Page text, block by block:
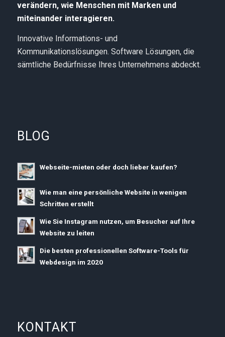
verändern, wie Menschen mit Marken und
miteinander interagieren.
Innovative Informations- und
Kommunikationslösungen. Software Lösungen, die
sämtliche Bedürfnisse Ihres Unternehmens abdeckt.
BLOG
Webseite-mieten oder doch lieber kaufen?
Wie man eine persönliche Website in wenigen
Schritten erstellt
Wie Sie Instagram nutzen, um Besucher auf Ihre
Website zu leiten
Die besten professionellen Software-Tools für
Webdesign im 2020
KONTAKT